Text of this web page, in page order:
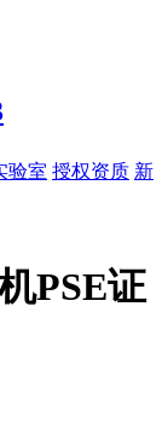
验室 授权资质 新
PSE证